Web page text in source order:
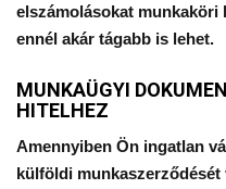
elszámolásokat munkaköri
ennél akár tágabb is lehet.
MUNKAÜGYI
HITELHEZ
Amennyiben Ön ingatlan
külföldi